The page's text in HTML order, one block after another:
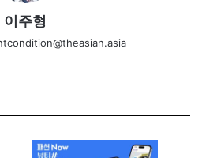
이주형